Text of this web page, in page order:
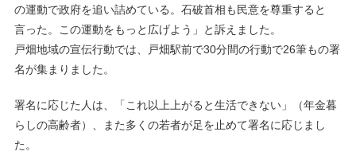
の運動で政府を追い詰めている。石破首相も民意を尊重すると
言った。この運動をもっと広げよう」と訴えました。
戸畑地域の宣伝行動では、戸畑駅前で30分間の行動で26筆もの署
名が集まりました。
署名に応じた人は、「これ以上上がると生活できない」（年金暮
らしの高齢者）、また多くの若者が足を止めて署名に応じまし
た。